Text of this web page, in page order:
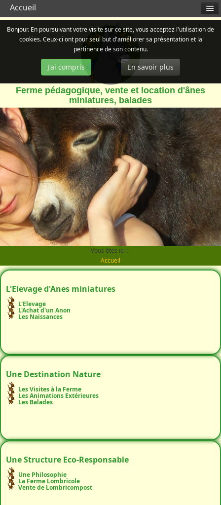
Bonjour. En poursuivant votre visite sur ce site, vous acceptez l'utilisation de
cookies. Ceux-ci ont pour seul but d'améliorer sa présentation et la
pertinence de son contenu.
J'ai compris En savoir plus
Ferme pédagogique, vente et location d'ânes
miniatures, balades
Vous êtes ici :
Accueil
L'Elevage d'Anes miniatures
L'Elevage
L'Achat d'un Anon
Les Naissances
Une Destination Nature
Les Visites à la Ferme
Les Animations Extérieures
Les Balades
Une Structure Eco-Responsable
Une Philosophie
La Ferme Lombricole
Vente de Lombricompost
Accueil